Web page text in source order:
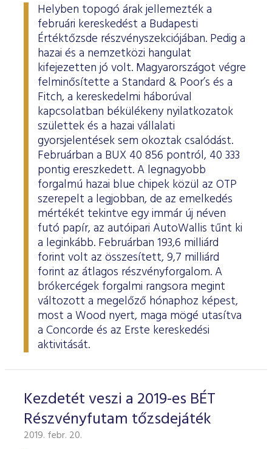
Helyben topogó árak jellemezték a
februári kereskedést a Budapesti
Értéktőzsde részvényszekciójában. Pedig a
hazai és a nemzetközi hangulat
kifejezetten jó volt. Magyarországot végre
felminősítette a Standard & Poor’s és a
Fitch, a kereskedelmi háborúval
kapcsolatban békülékeny nyilatkozatok
születtek és a hazai vállalati
gyorsjelentések sem okoztak csalódást.
Februárban a BUX 40 856 pontról, 40 333
pontig ereszkedett. A legnagyobb
forgalmú hazai blue chipek közül az OTP
szerepelt a legjobban, de az emelkedés
mértékét tekintve egy immár új néven
futó papír, az autóipari AutoWallis tűnt ki
a leginkább. Februárban 193,6 milliárd
forint volt az összesített, 9,7 milliárd
forint az átlagos részvényforgalom. A
brókercégek forgalmi rangsora megint
változott a megelőző hónaphoz képest,
most a Wood nyert, maga mögé utasítva
a Concorde és az Erste kereskedési
aktivitását.
Kezdetét veszi a 2019-es BÉT
Részvényfutam tőzsdejáték
2019. febr. 20.